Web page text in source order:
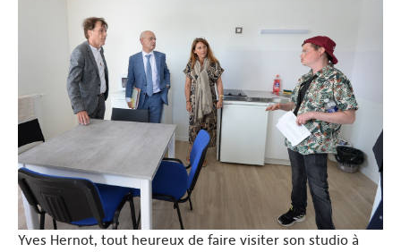
Yves Hernot, tout heureux de faire visiter son studio à